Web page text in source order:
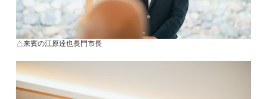
△来賓の江原達也長門市長